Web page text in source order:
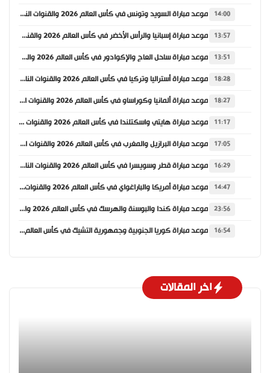
14:00 موعد مباراة السويد وتونس في كأس العالم 2026 والقنوات الناقلة
13:57 موعد مباراة إسبانيا والرأس الأخضر في كأس العالم 2026 والقنوات الناقلة
13:51 موعد مباراة ساحل العاج والإكوادور في كأس العالم 2026 والقنوات الناقلة
18:28 موعد مباراة أستراليا وتركيا في كأس العالم 2026 والقنوات الناقلة
18:27 موعد مباراة ألمانيا وكوراساو في كأس العالم 2026 والقنوات الناقلة
11:17 موعد مباراة هايتي واسكتلندا في كأس العالم 2026 والقنوات الناقلة
17:05 موعد مباراة البرازيل والمغرب في كأس العالم 2026 والقنوات الناقلة
16:29 موعد مباراة قطر وسويسرا في كأس العالم 2026 والقنوات الناقلة
14:47 موعد مباراة أمريكا والباراغواي في كأس العالم 2026 والقنوات الناقلة
23:56 موعد مباراة كندا والبوسنة والهرسك في كأس العالم 2026 والقنوات الناقلة
16:54 موعد مباراة كوريا الجنوبية وجمهورية التشيك في كأس العالم 2026 والقنوات الناقلة
اخر المقالات